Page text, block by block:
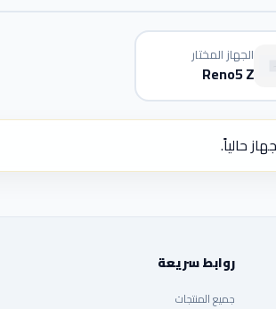
الجهاز المختار
Reno5 Z
حالياً.
روابط سريعة
جميع المنتجات